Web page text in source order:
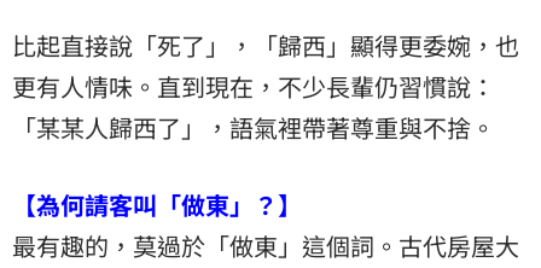
比起直接說「死了」，「歸西」顯得更委婉，也
更有人情味。直到現在，不少長輩仍習慣說：
「某某人歸西了」，語氣裡帶著尊重與不捨。
【為何請客叫「做東」？】
最有趣的，莫過於「做東」這個詞。古代房屋大